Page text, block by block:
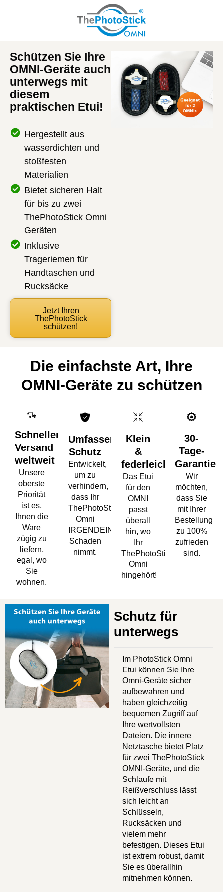
Schützen Sie Ihre
OMNI-Geräte auch
unterwegs mit
diesem
praktischen Etui!
Hergestellt aus
wasserdichten und
stoßfesten
Materialien
Bietet sicheren Halt
für bis zu zwei
ThePhotoStick Omni
Geräten
Inklusive
Trageriemen für
Handtaschen und
Rucksäcke
Jetzt Ihren
ThePhotoStick
schützen!
Die einfachste Art, Ihre
OMNI-Geräte zu schützen
Schneller
Versand
weltweit
Unsere
oberste
Priorität
ist es,
Ihnen die
Ware
zügig zu
liefern,
egal, wo
Sie
wohnen.
Umfassender
Schutz
Entwickelt,
um zu
verhindern,
dass Ihr
ThePhotoStick
Omni
IRGENDEINEN
Schaden
nimmt.
Klein
&
federleicht
Das Etui
für den
OMNI
passt
überall
hin, wo
Ihr
ThePhotoStick
Omni
hingehört!
30-
Tage-
Garantie
Wir
möchten,
dass Sie
mit Ihrer
Bestellung
zu 100%
zufrieden
sind.
Schutz für
unterwegs
Im PhotoStick Omni
Etui können Sie Ihre
Omni-Geräte sicher
aufbewahren und
haben gleichzeitig
bequemen Zugriff auf
Ihre wertvollsten
Dateien. Die innere
Netztasche bietet Platz
für zwei ThePhotoStick
OMNI-Geräte, und die
Schlaufe mit
Reißverschluss lässt
sich leicht an
Schlüsseln,
Rucksäcken und
vielem mehr
befestigen. Dieses Etui
ist extrem robust, damit
Sie es überallhin
mitnehmen können.